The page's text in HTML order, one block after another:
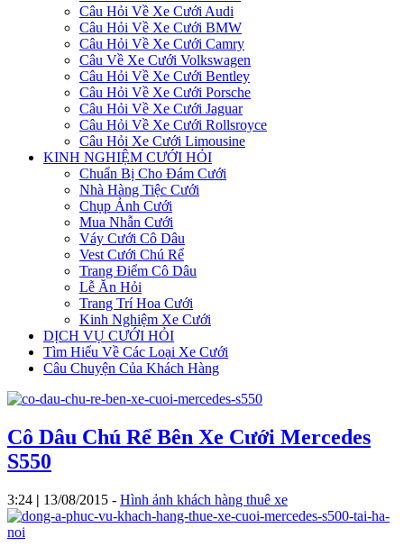
Câu Hỏi Về Xe Cưới Audi
Câu Hỏi Về Xe Cưới BMW
Câu Hỏi Về Xe Cưới Camry
Câu Về Xe Cưới Volkswagen
Câu Hỏi Về Xe Cưới Bentley
Câu Hỏi Về Xe Cưới Porsche
Câu Hỏi Về Xe Cưới Jaguar
Câu Hỏi Về Xe Cưới Rollsroyce
Câu Hỏi Xe Cưới Limousine
KINH NGHIỆM CƯỚI HỎI
Chuẩn Bị Cho Đám Cưới
Nhà Hàng Tiệc Cưới
Chụp Ảnh Cưới
Mua Nhẫn Cưới
Váy Cưới Cô Dâu
Vest Cưới Chú Rể
Trang Điểm Cô Dâu
Lễ Ăn Hỏi
Trang Trí Hoa Cưới
Kinh Nghiệm Xe Cưới
DỊCH VỤ CƯỚI HỎI
Tìm Hiểu Về Các Loại Xe Cưới
Câu Chuyện Của Khách Hàng
Cô Dâu Chú Rể Bên Xe Cưới Mercedes
S550
3:24 | 13/08/2015 - Hình ảnh khách hàng thuê xe